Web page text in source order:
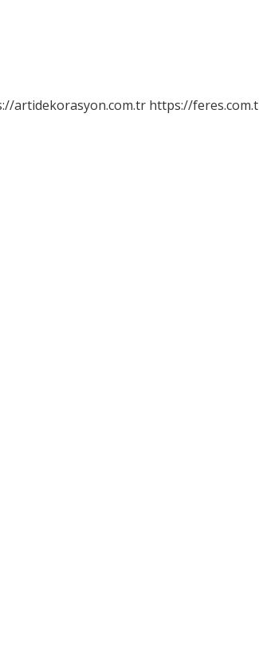
artidekorasyon.com.tr https://